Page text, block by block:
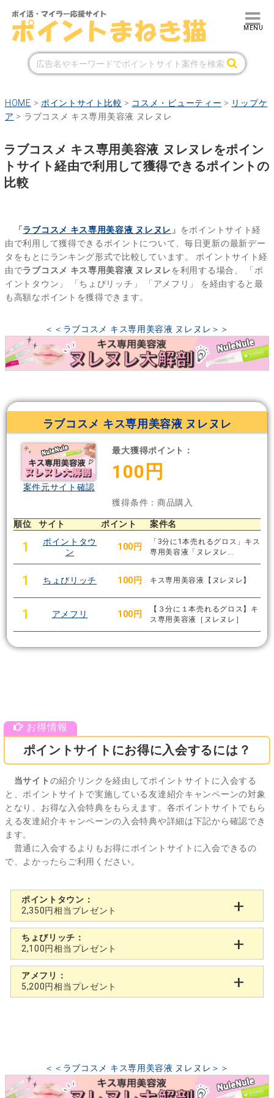
HOME > ポイントサイト比較 > コスメ・ビューティー > リップケ
ア > ラブコスメ キス専用美容液 ヌレヌレ
ラブコスメ キス専用美容液 ヌレヌレをポイン
トサイト経由で利用して獲得できるポイントの
比較
「 ラブコスメ キス専用美容液 ヌレヌレ 」 をポイントサイト経
由で利用して獲得できるポイントについて、毎日更新の最新デー
タをもとにランキング形式で比較しています。 ポイントサイト経
由でラブコスメ キス専用美容液 ヌレヌレを利用する場合、
「ポ
イントタウン」
「ちょびリッチ」 「アメフリ」
を経由すると最
も高額なポイントを獲得できます。
＜＜ラブコスメ キス専用美容液 ヌレヌレ＞＞
ラブコスメ キス専用美容液 ヌレヌレ
案件元サイト確認
最大獲得ポイント：
100円
獲得条件：商品購入
順位 サイト ポイント 案件名
1
ポイントタウ
ン
100円
「3分に1本売れるグロス」キス
専用美容液「ヌレヌレ…
1 ちょびリッチ 100円 キス専用美容液【ヌレヌレ】
1 アメフリ 100円
【３分に１本売れるグロス】キ
ス専用美容液［ヌレヌレ］
ポイントサイトにお得に入会するには？
当サイト の紹介リンクを経由してポイントサイトに入会する
と、ポイントサイトで実施している友達紹介キャンペーンの対象
となり、お得な入会特典をもらえます。各ポイントサイトでもら
える友達紹介キャンペーンの入会特典や詳細は下記から確認でき
ます。
普通に入会するよりもお得にポイントサイトに入会できるの
で、よかったらご利用ください。
ポイントタウン：
2,350円相当プレゼント
ちょびリッチ：
2,100円相当プレゼント
アメフリ：
5,200円相当プレゼント
＜＜ラブコスメ キス専用美容液 ヌレヌレ＞＞